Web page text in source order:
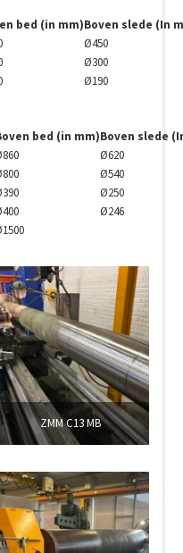
bed (in mm)Boven slede (In
Ø450
Ø300
Ø190
bed (in mm)Boven slede
Ø620
Ø540
Ø250
Ø246
ZMM C13 MB